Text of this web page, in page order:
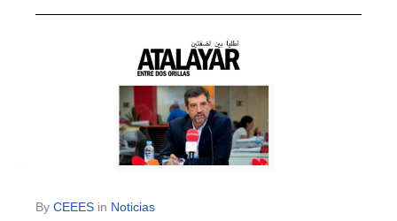
By CEEES in Noticias